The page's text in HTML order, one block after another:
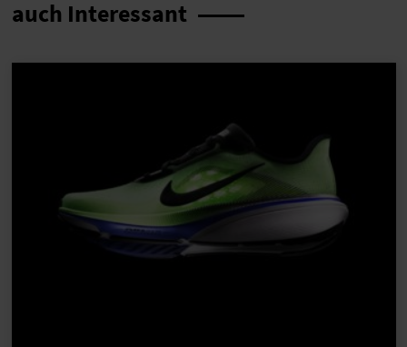
auch Interessant